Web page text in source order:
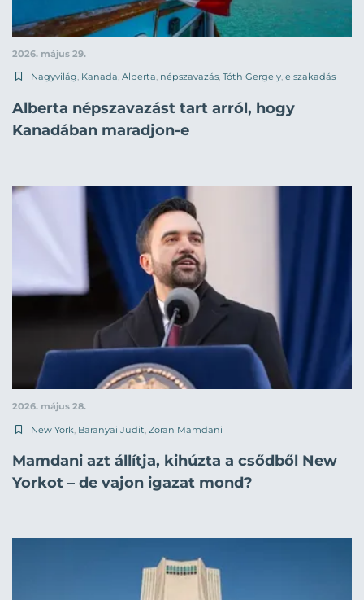
2026. május 29.
Nagyvilág, Kanada, Alberta, népszavazás, Tóth Gergely, elszakadás
Alberta népszavazást tart arról, hogy
Kanadában maradjon-e
2026. május 28.
New York Baranyai Judit Zoran Mamdani
Mamdani azt állítja, kihúzta a csődből New
Yorkot – de vajon igazat mond?